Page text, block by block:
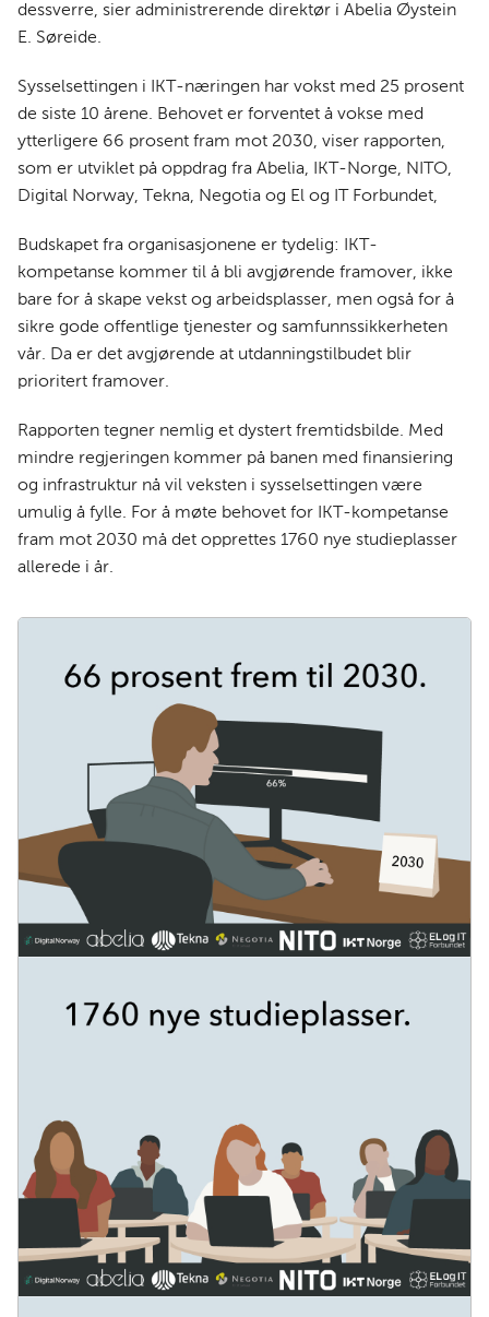
dessverre, sier administrerende direktør i Abelia Øystein
E. Søreide.​​
Sysselsettingen i IKT-næringen har vokst med 25 prosent
de siste 10 årene. Behovet er forventet å vokse med
ytterligere 66 prosent fram mot 2030, viser rapporten,
som er utviklet på oppdrag fra Abelia, IKT-Norge, NITO,
Digital Norway, Tekna, Negotia og El og IT Forbundet,
Budskapet fra organisasjonene er tydelig: IKT-
kompetanse kommer til å bli avgjørende framover, ikke
bare for å skape vekst og arbeidsplasser, men også for å
sikre gode offentlige tjenester og samfunnssikkerheten
vår. Da er det avgjørende at utdanningstilbudet blir
prioritert framover.
Rapporten tegner nemlig et dystert fremtidsbilde. Med
mindre regjeringen kommer på banen med finansiering
og infrastruktur nå vil veksten i sysselsettingen være
umulig å fylle. For å møte behovet for IKT-kompetanse
fram mot 2030 må det opprettes 1760 nye studieplasser
allerede i år.